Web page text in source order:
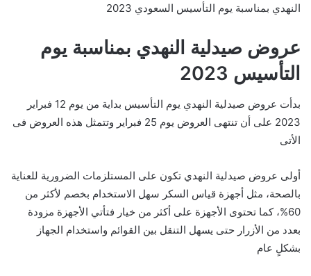
النهدي بمناسبة يوم التأسيس السعودي 2023
عروض صيدلية النهدي بمناسبة يوم
التأسيس 2023
بدأت عروض صيدلية النهدي يوم التأسيس بداية من يوم 12 فبراير
2023 على أن تنتهى العروض يوم 25 فبراير وتتمثل هذه العروض فى
الأتى
أولى عروض صيدلية النهدي تكون على المستلزمات الضرورية للعناية
بالصحة، مثل أجهزة قياس السكر سهل الاستخدام بخصم لأكثر من
60%، كما تحتوى الأجهزة على أكثر من خيار فتأتي الأجهزة مزودة
بعدد من الأزرار حتى يسهل التنقل بين القوائم واستخدام الجهاز
بشكلٍ عام